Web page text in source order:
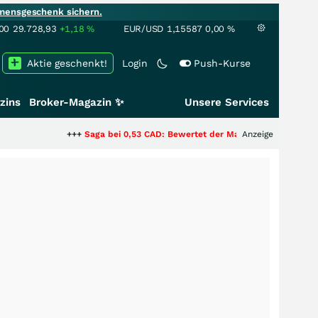
sichern.
29.728,93 +1,18% EUR/USD 1,15587 0,00 %
Login Push-Kurse
Aktie geschenkt!
Broker-Magazin ✨ Unsere Services
Saga bei 0,53 CAD: Bewertet der Markt noch immer nur die
Anzeige